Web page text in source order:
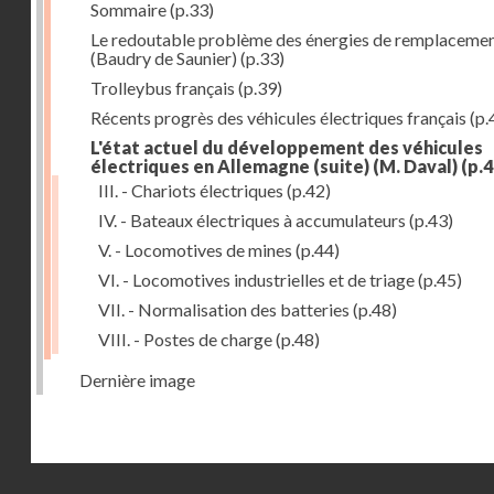
Sommaire(p.33)
Le redoutable problème des énergies de
(Baudry de Saunier) (p.33)
Trolleybus français (p.39)
Récents progrès des véhicules électriques français
L'état actuel du développement des véhicules
électriques en Allemagne (suite) (M. Daval)
III. - Chariots électriques (p.42)
IV. - Bateaux électriques à accumulateurs (p.43)
V. - Locomotives de mines (p.44)
VI. - Locomotives industrielles et de triage(p.45)
VII. - Normalisation des batteries (p.48)
VIII. - Postes de charge(p.48)
Dernière image